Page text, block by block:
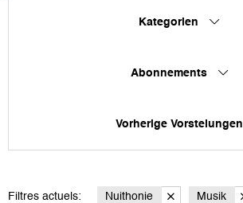
Kategorien
Abonnements
Vorherige Vorstelungen
Filtres actuels: Nuithonie
Musik